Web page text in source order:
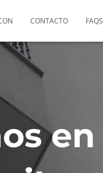
CONTACTO FAQS
en